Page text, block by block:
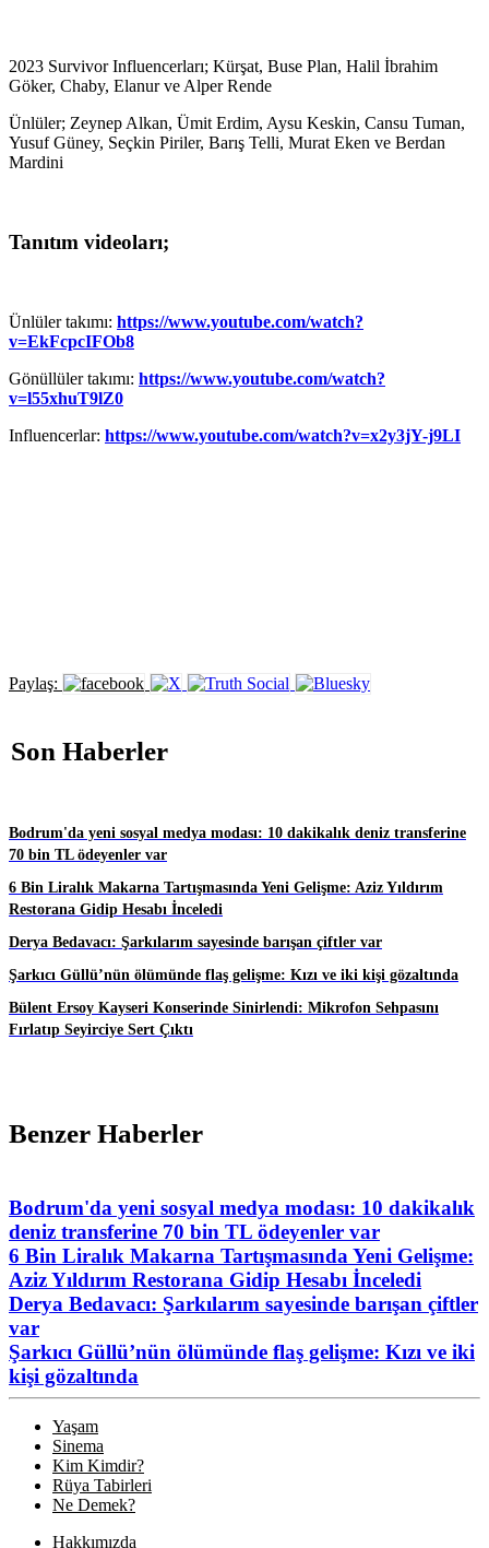
2023 Survivor Influencerları; Kürşat, Buse Plan, Halil İbrahim
Göker, Chaby, Elanur ve Alper Rende
Ünlüler; Zeynep Alkan, Ümit Erdim, Aysu Keskin, Cansu Tuman,
Yusuf Güney, Seçkin Piriler, Barış Telli, Murat Eken ve Berdan
Mardini
Tanıtım videoları;
Ünlüler takımı: https://www.youtube.com/watch?
v=EkFcpcIFOb8
Gönüllüler takımı: https://www.youtube.com/watch?
v=l55xhuT9lZ0
Influencerlar: https://www.youtube.com/watch?v=x2y3jY-j9LI
Paylaş:
Son Haberler
Bodrum'da yeni sosyal medya modası: 10 dakikalık deniz transferine
70 bin TL ödeyenler var
6 Bin Liralık Makarna Tartışmasında Yeni Gelişme: Aziz Yıldırım
Restorana Gidip Hesabı İnceledi
Derya Bedavacı: Şarkılarım sayesinde barışan çiftler var
Şarkıcı Güllü’nün ölümünde flaş gelişme: Kızı ve iki kişi gözaltında
Bülent Ersoy Kayseri Konserinde Sinirlendi: Mikrofon Sehpasını
Fırlatıp Seyirciye Sert Çıktı
Benzer Haberler
Bodrum'da yeni sosyal medya modası: 10 dakikalık
deniz transferine 70 bin TL ödeyenler var
6 Bin Liralık Makarna Tartışmasında Yeni Gelişme:
Aziz Yıldırım Restorana Gidip Hesabı İnceledi
Derya Bedavacı: Şarkılarım sayesinde barışan çiftler
var
Şarkıcı Güllü’nün ölümünde flaş gelişme: Kızı ve iki
kişi gözaltında
Yaşam
Sinema
Kim Kimdir?
Rüya Tabirleri
Ne Demek?
Hakkımızda